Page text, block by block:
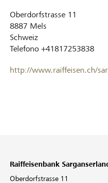
Oberdorfstrasse 11
8887 Mels
Schweiz
Telefono +41817253838
http://www.raiffeisen.ch/
Raiffeisenbank
Oberdorfstrasse 11